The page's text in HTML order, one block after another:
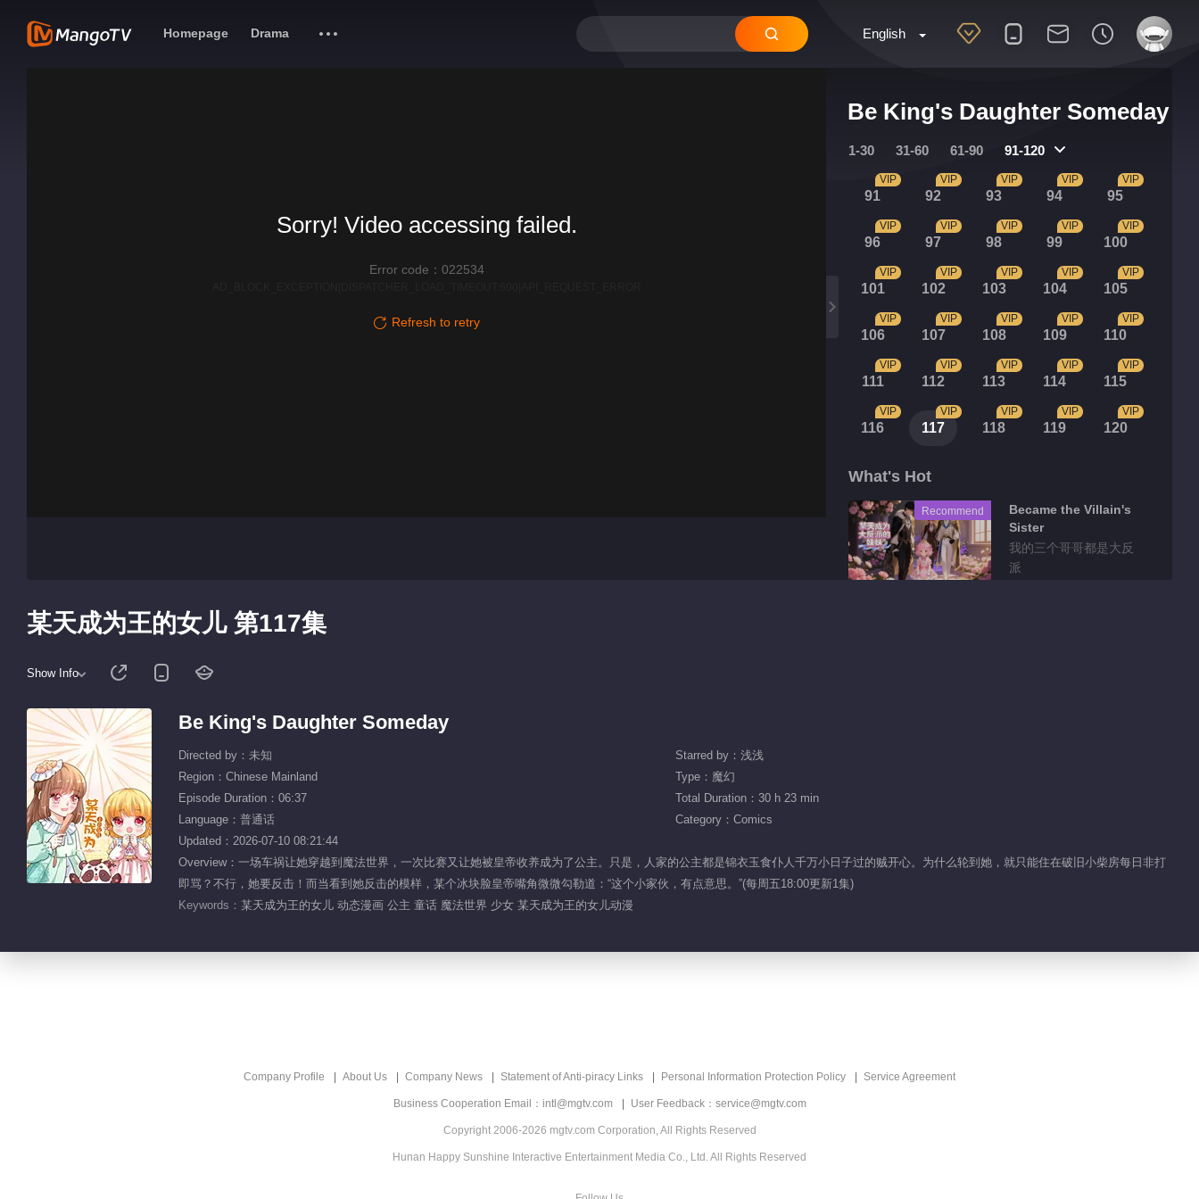
English
Homepage Drama
Be King's Daughter Someday
1-30 31-60 61-90 91-120
91
VIP
92
VIP
93
VIP
94
VIP
95
VIP
96
VIP
97
VIP
98
VIP
99
VIP
100
VIP
101
VIP
102
VIP
103
VIP
104
VIP
105
VIP
106
VIP
107
VIP
108
VIP
109
VIP
110
VIP
111
VIP
112
VIP
113
VIP
114
VIP
115
VIP
116
VIP
117
VIP
118
VIP
119
VIP
120
VIP
What's Hot
Recommend
Became the Villain's
Sister
我的三个哥哥都是大反
派
妹妹下战帖
01:41
Sorry! Video accessing failed.
Error code：022534
Refresh to retry
某天成为王的女儿 第117集
Show Info
Be King's Daughter Someday
Directed by：未知
Starred by：浅浅
Region：Chinese Mainland
Type：魔幻
Episode Duration：06:37
Total Duration：30 h 23 min
Language：普通话
Category：Comics
Updated：2026-07-10 08:21:44
Overview：一场车祸让她穿越到魔法世界，一次比赛又让她被皇帝收养成为了公主。只是，人家的公主都是锦衣玉食仆人千万小日子过的贼开心。为什么轮到她，就只能住在破旧小柴房每日非打
即骂？不行，她要反击！而当看到她反击的模样，某个冰块脸皇帝嘴角微微勾勒道：“这个小家伙，有点意思。”(每周五18:00更新1集)
Keywords： 某天成为王的女儿 动态漫画 公主 童话 魔法世界 少女 某天成为王的女儿动漫
Company Profile About Us Company News Statement of Anti-piracy Links Personal Information Protection Policy Service Agreement
Business Cooperation Email：intl@mgtv.com User Feedback：service@mgtv.com
Copyright 2006-2026 mgtv.com Corporation, All Rights Reserved
Hunan Happy Sunshine Interactive Entertainment Media Co., Ltd. All Rights Reserved